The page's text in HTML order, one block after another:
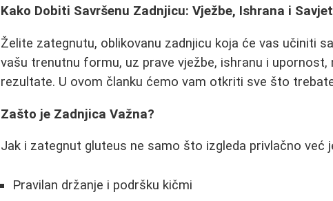
Kako Dobiti Savršenu Zadnjicu: Vježbe, Ishrana i
Želite zategnutu, oblikovanu zadnjicu koja će vas učiniti
vašu trenutnu formu, uz prave vježbe, ishranu i
rezultate. U ovom članku ćemo vam otkriti sve što
Zašto je Zadnjica Važna?
Jak i zategnut gluteus ne samo što izgleda privlačno već
Pravilan držanje i podršku kičmi